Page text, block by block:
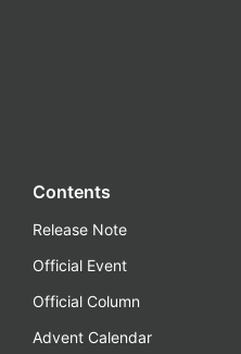
Contents
Release Note
Official Event
Official Column
Advent Calendar